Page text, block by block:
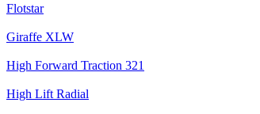
Flotstar
Giraffe XLW
High Forward Traction 321
High Lift Radial